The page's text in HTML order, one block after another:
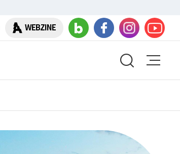
WEBZINE